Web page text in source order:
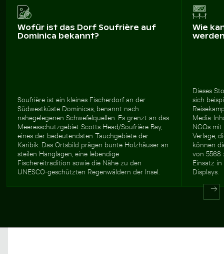
Wofür ist das Dorf Soufrière auf
Dominica bekannt?
Soufrière ist ein kleines Fischerdorf an der
Südwestküste Dominicas, benannt nach
nahegelegenen Schwefelquellen. Es grenzt an das
Meeresschutzgebiet Scotts Head/Soufrière Bay,
eines der bedeutendsten Tauchgebiete der
Karibik. Das Ortsbild prägen bunte Holzhäuser an
steilen Hanglagen, eine lebendige
Fischereitradition sowie die Nähe zu den
UNESCO-geschützten Regenwäldern der Insel.
Wie
Dieses
sich
Media-
NGOs
Verlage,
können
von 5568
Einsatz
Displays.